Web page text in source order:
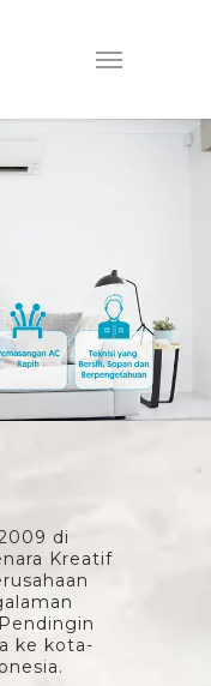
di
Kreatif
ke kota-